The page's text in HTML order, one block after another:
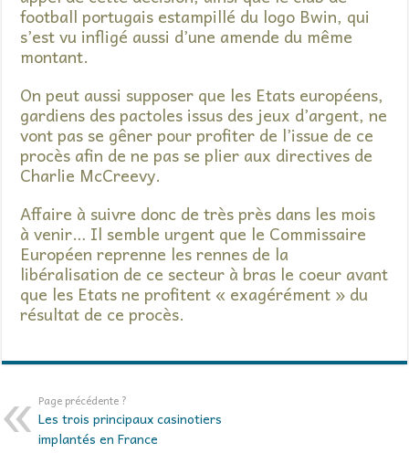
football portugais estampillé du logo Bwin, qui
s’est vu infligé aussi d’une amende du même
montant.
On peut aussi supposer que les Etats européens,
gardiens des pactoles issus des jeux d’argent, ne
vont pas se gêner pour profiter de l’issue de ce
procès afin de ne pas se plier aux directives de
Charlie McCreevy.
Affaire à suivre donc de très près dans les mois
à venir… Il semble urgent que le Commissaire
Européen reprenne les rennes de la
libéralisation de ce secteur à bras le coeur avant
que les Etats ne profitent « exagérément » du
résultat de ce procès.
Page précédente ?
Les trois principaux casinotiers
implantés en France